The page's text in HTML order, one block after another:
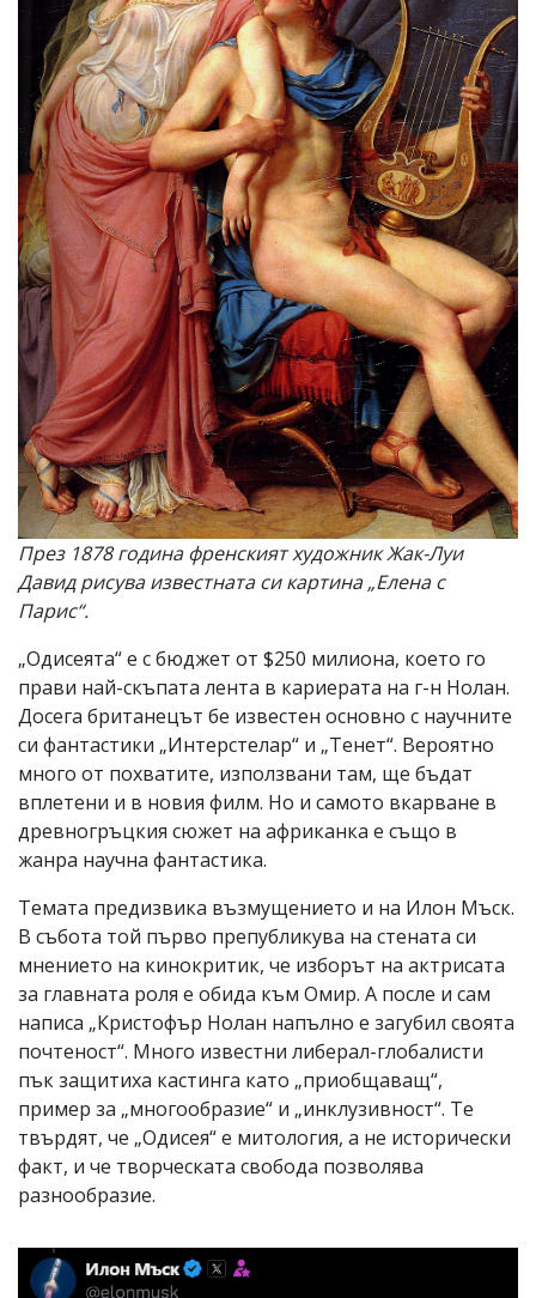
През 1878 година френският художник Жак-Луи
Давид рисува известната си картина „Елена с
Парис“.
„Одисеята“ е с бюджет от $250 милиона, което го
прави най-скъпата лента в кариерата на г-н Нолан.
Досега британецът бе известен основно с научните
си фантастики „Интерстелар“ и „Тенет“. Вероятно
много от похватите, използвани там, ще бъдат
вплетени и в новия филм. Но и самото вкарване в
древногръцкия сюжет на африканка е също в
жанра научна фантастика.
Темата предизвика възмущението и на Илон Мъск.
В събота той първо препубликува на стената си
мнението на кинокритик, че изборът на актрисата
за главната роля е обида към Омир. А после и сам
написа „Кристофър Нолан напълно е загубил своята
почтеност“. Много известни либерал-глобалисти
пък защитиха кастинга като „приобщаващ“,
пример за „многообразие“ и „инклузивност“. Те
твърдят, че „Одисея“ е митология, а не исторически
факт, и че творческата свобода позволява
разнообразие.